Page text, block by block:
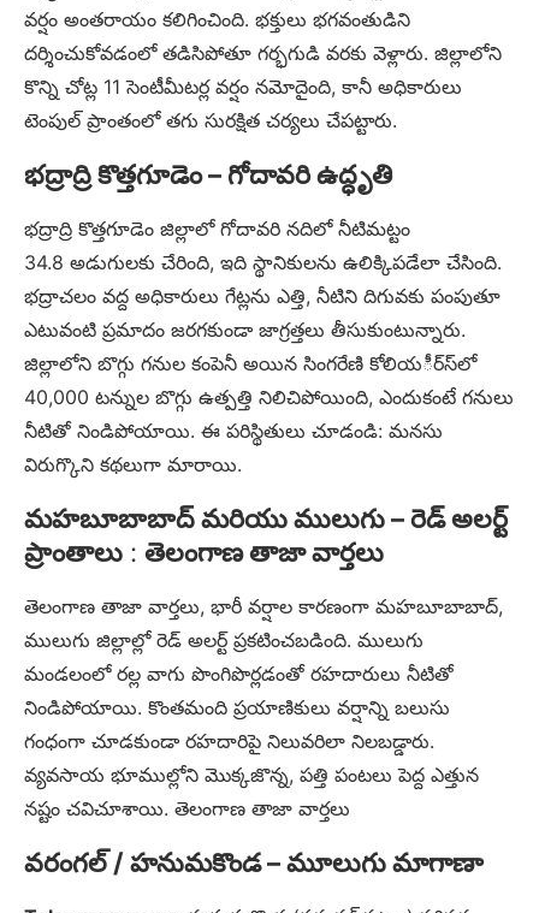
వర్షం అంతరాయం కలిగించింది. భక్తులు భగవంతుడిని
దర్శించుకోవడంలో తడిసిపోతూ గర్భగుడి వరకు వెళ్లారు. జిల్లాలోని
కొన్ని చోట్ల 11 సెంటీమీటర్ల వర్షం నమోదైంది, కానీ అధికారులు
టెంపుల్ ప్రాంతంలో తగు సురక్షిత చర్యలు చేపట్టారు.
భద్రాద్రి కొత్తగూడెం – గోదావరి ఉద్ధృతి
భద్రాద్రి కొత్తగూడెం జిల్లాలో గోదావరి నదిలో నీటిమట్టం
34.8 అడుగులకు చేరింది, ఇది స్థానికులను ఉలిక్కిపడేలా చేసింది.
భద్రాచలం వద్ద అధికారులు గేట్లను ఎత్తి, నీటిని దిగువకు పంపుతూ
ఎటువంటి ప్రమాదం జరగకుండా జాగ్రత్తలు తీసుకుంటున్నారు.
జిల్లాలోని బొగ్గు గనుల కంపెనీ అయిన సింగరేణి కోలియర్ీస్‌లో
40,000 టన్నుల బొగ్గు ఉత్పత్తి నిలిచిపోయింది, ఎందుకంటే గనులు
నీటితో నిండిపోయాయి. ఈ పరిస్థితులు చూడండి: మనసు
విరుగ్కొని కథలుగా మారాయి.
మహబూబాబాద్ మరియు ములుగు – రెడ్ అలర్ట్
ప్రాంతాలు : తెలంగాణ తాజా వార్తలు
తెలంగాణ తాజా వార్తలు, భారీ వర్షాల కారణంగా మహబూబాబాద్,
ములుగు జిల్లాల్లో రెడ్ అలర్ట్ ప్రకటించబడింది. ములుగు
మండలంలో రల్ల వాగు పొంగిపొర్లడంతో రహదారులు నీటితో
నిండిపోయాయి. కొంతమంది ప్రయాణికులు వర్షాన్ని బలుసు
గంధంగా చూడకుండా రహదారిపై నిలువరిలా నిలబడ్డారు.
వ్యవసాయ భూముల్లోని మొక్కజొన్న, పత్తి పంటలు పెద్ద ఎత్తున
నష్టం చవిచూశాయి. తెలంగాణ తాజా వార్తలు
వరంగల్ / హనుమకొండ – మూలుగు మాగాణా